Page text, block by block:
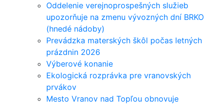
Oddelenie verejnoprospešných služieb
upozorňuje na zmenu vývozných dní BRKO
(hnedé nádoby)
Prevádzka materských škôl počas letných
prázdnin 2026
Výberové konanie
Ekologická rozprávka pre vranovských
prvákov
Mesto Vranov nad Topľou obnovuje